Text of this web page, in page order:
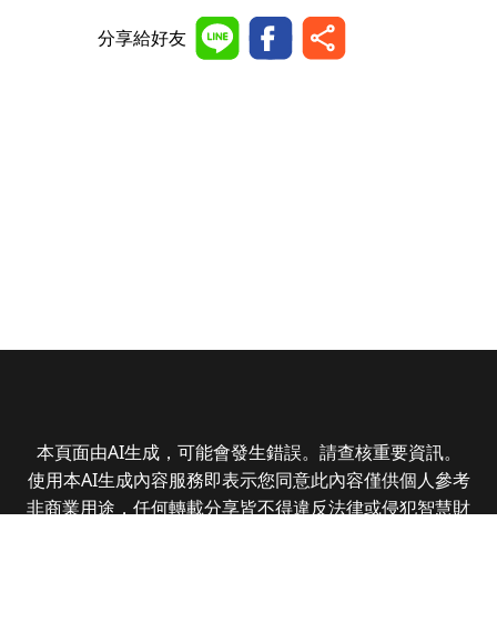
分享給好友
本頁面由AI生成，可能會發生錯誤。請查核重要資訊。
使用本AI生成內容服務即表示您同意此內容僅供個人參考
非商業用途，任何轉載分享皆不得違反法律或侵犯智慧財